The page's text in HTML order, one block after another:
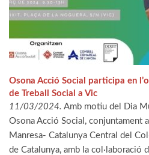
Osona Acció Social participa en
de Treball Social a Vic
11/03/2024. Amb motiu del Dia
Osona Acció Social, conjuntament
Manresa- Catalunya Central del
de Catalunya, amb la col·laboració